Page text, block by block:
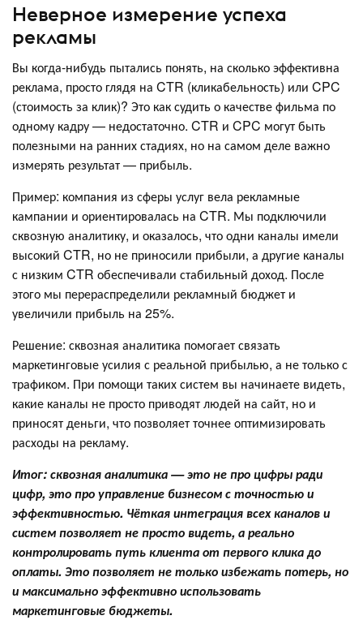
Неверное измерение успеха
рекламы
Вы когда-нибудь пытались понять, на сколько эффективна
реклама, просто глядя на CTR (кликабельность) или CPC
(стоимость за клик)? Это как судить о качестве фильма по
одному кадру — недостаточно. CTR и CPC могут быть
полезными на ранних стадиях, но на самом деле важно
измерять результат — прибыль.
Пример: компания из сферы услуг вела рекламные
кампании и ориентировалась на CTR. Мы подключили
сквозную аналитику, и оказалось, что одни каналы имели
высокий CTR, но не приносили прибыли, а другие каналы
с низким CTR обеспечивали стабильный доход. После
этого мы перераспределили рекламный бюджет и
увеличили прибыль на 25%.
Решение: сквозная аналитика помогает связать
маркетинговые усилия с реальной прибылью, а не только с
трафиком. При помощи таких систем вы начинаете видеть,
какие каналы не просто приводят людей на сайт, но и
приносят деньги, что позволяет точнее оптимизировать
расходы на рекламу.
Итог: сквозная аналитика — это не про цифры ради
цифр, это про управление бизнесом с точностью и
эффективностью. Чёткая интеграция всех каналов и
систем позволяет не просто видеть, а реально
контролировать путь клиента от первого клика до
оплаты. Это позволяет не только избежать потерь, но
и максимально эффективно использовать
маркетинговые бюджеты.